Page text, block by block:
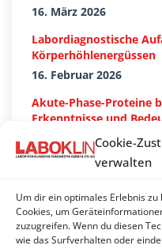
Cookie-
verwalten
Um dir ein optimales Erlebnis
Cookies, um
zuzugreifen. Wenn du diesen
wie das Surfverhalten oder
16. März 2026
Labordiagnostische
Körperhöhlenergüssen
16. Februar 2026
Akute-Phase-Proteine
Erkenntnisse und
27. Januar 2026
Suchen…
Search: